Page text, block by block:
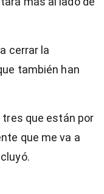
cerrar la
también han
que están por
que me va a